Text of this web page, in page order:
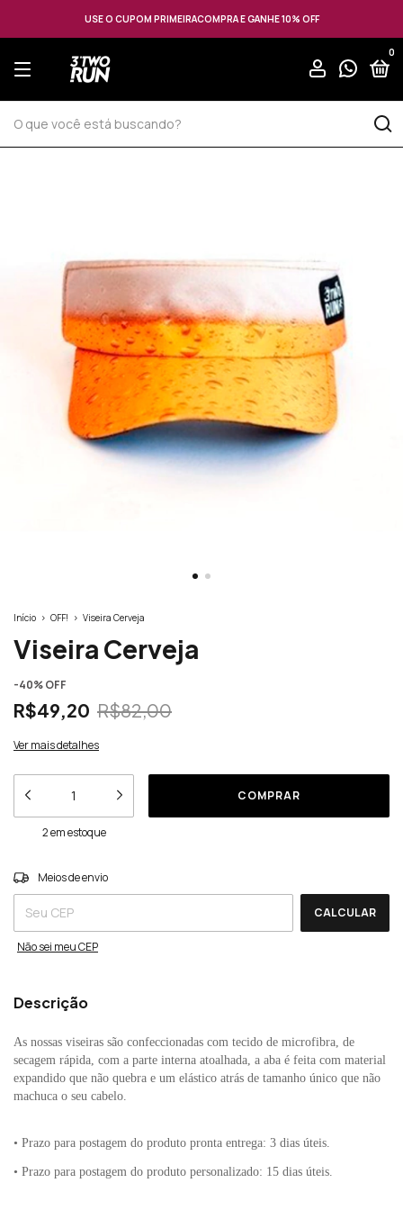
USE O CUPOM PRIMEIRACOMPRA E GANHE 10% OFF
0
Início > OFF! > Viseira Cerveja
Viseira Cerveja
-40% OFF
R$49,20 R$82,00
Ver mais detalhes
2em estoque
Entregas para o CEP:
Meios de envio
CALCULAR
Não sei meu CEP
Descrição
As nossas viseiras são confeccionadas com tecido de microfibra, de
secagem rápida, com a parte interna atoalhada, a aba é feita com material
expandido que não quebra e um elástico atrás de tamanho único que não
machuca o seu cabelo.
• Prazo para postagem do produto pronta entrega: 3 dias úteis.
• Prazo para postagem do produto personalizado: 15 dias úteis.